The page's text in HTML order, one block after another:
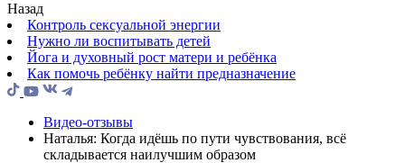
Назад
Контроль сексуальной энергии
Нужно ли воспитывать детей
Йога и духовный рост матери и ребёнка
Как помочь ребёнку найти предназначение
Видео-отзывы
Наталья: Когда идёшь по пути чувствования, всё
складывается наилучшим образом